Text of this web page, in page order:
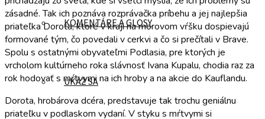
KOMENTÁRE A GLOSY
UKÁŽ SA
zásadné. Tak ich poznáva rozprávačka príbehu a jej najlepšia
priateľka Dorota, ktoré v kraji na morovom vŕšku dospievajú
formované tým, čo povedali v cerkvi a čo si prečítali v Brave.
Spolu s ostatnými obyvateľmi Podlasia, pre ktorých je
vrcholom kultúrneho roka slávnosť Ivana Kupalu, chodia raz za
rok hodovať s mŕtvymi na ich hroby a na akcie do Kauflandu.
Dorota, hrobárova dcéra, predstavuje tak trochu geniálnu
priateľku v podlaskom vydaní. V styku s mŕtvymi si